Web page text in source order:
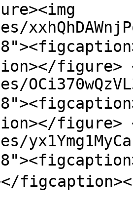
figure>
figure>